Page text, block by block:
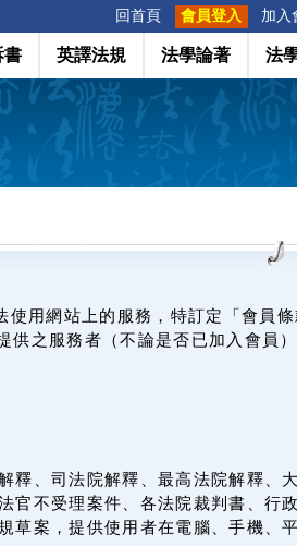
回首頁 會員登入 加入
書 英譯法規 法學論著 法
用網站上的服務，特訂定「會員
供之服務者（不論是否已加入會員
、司法院解釋、最高法院解釋、
官不受理案件、各法院裁判書、行
草案，提供使用者在電腦、手機、